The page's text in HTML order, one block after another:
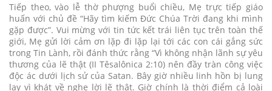
Tiếp theo, vào lễ thờ phượng buổi chiều, Mẹ trực tiếp giáo
huấn với chủ đề “Hãy tìm kiếm Đức Chúa Trời đang khi mình
gặp được”. Vui mừng với tin tức kết trái liên tục trên toàn thế
giới, Mẹ gửi lời cảm ơn lặp đi lặp lại tới các con cái gắng sức
trong Tin Lành, rồi đánh thức rằng “Vì không nhận lãnh sự yêu
thương của lẽ thật (II Têsalônica 2:10) nên đầy tràn công việc
độc ác dưới lịch sử của Satan. Bây giờ nhiều linh hồn bị lung
lay vì khát về nghe lời lẽ thật. Giờ chính là thời điểm cả loài